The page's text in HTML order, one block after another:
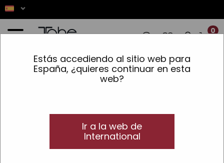
Estás accediendo al sitio web para
España, ¿quieres continuar en esta
web?
Ir a la web de
International
0
✨ LOS PEDIDOS REALIZADOS
Este producto no
está disponible